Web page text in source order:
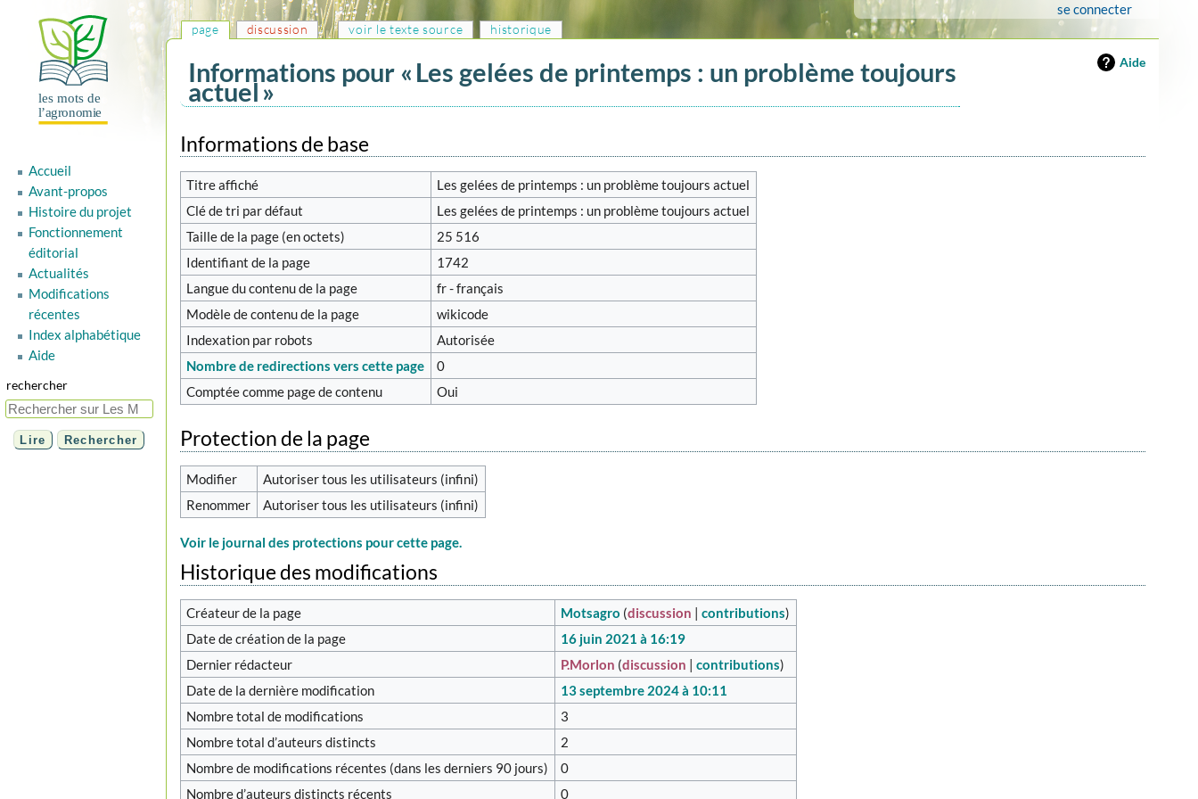
Aide
Informations pour « Les gelées de printemps : un problème toujours
actuel »
à
la
navigation
à
la
recherche
Informations de base
Titre affiché
Les gelées de printemps : un problème toujours actuel
Clé de tri par défaut
Les gelées de printemps : un problème toujours actuel
Taille de la page (en octets)
25 516
Identifiant de la page
1742
Langue du contenu de la page
fr - français
Modèle de contenu de la page
wikicode
Indexation par robots
Autorisée
Nombre de redirections vers cette page
0
Comptée comme page de contenu
Oui
Protection de la page
Modifier
Autoriser tous les utilisateurs (infini)
Renommer
Autoriser tous les utilisateurs (infini)
Voir le journal des protections pour cette page.
Historique des modifications
Créateur de la page Motsagro (discussion |contributions)
Date de création de la page
16 juin 2021 à 16:19
Dernier rédacteur
P.Morlon (discussion |contributions)
Date de la dernière modification
13 septembre 2024 à 10:11
Nombre total de modifications
3
Nombre total d’auteurs distincts
2
Nombre de modifications récentes (dans les derniers 90 jours)
0
Nombre d’auteurs distincts récents
0
page discussion voir le texte source historique
se connecter
Accueil
Avant-propos
Histoire du projet
Fonctionnement
éditorial
Actualités
Modifications
récentes
Index alphabétique
Aide
rechercher